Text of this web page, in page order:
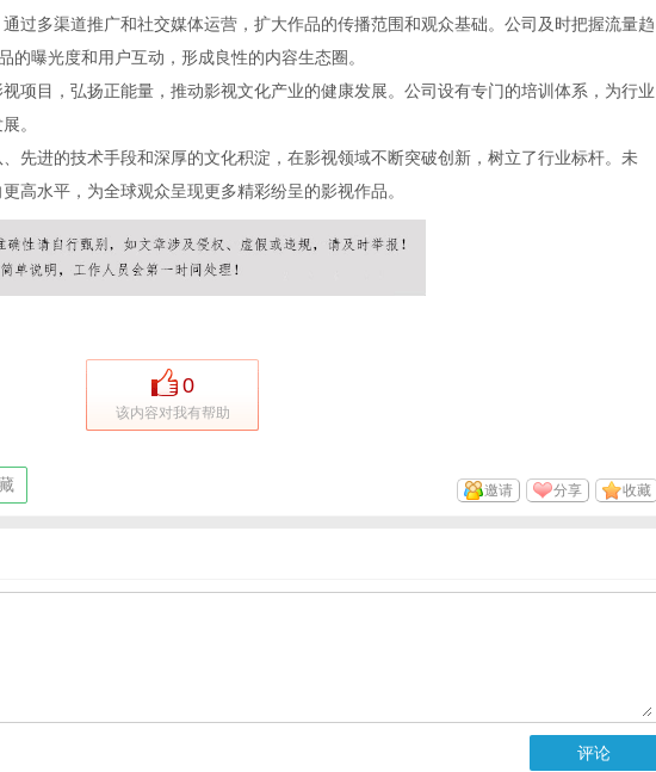
过多渠道推广和社交媒体运营，扩大作品的传播范围和观众基础。公司及时把握流量趋
曝光度和用户互动，形成良性的内容生态圈。
项目，弘扬正能量，推动影视文化产业的健康发展。公司设有专门的培训体系，为行业
。
先进的技术手段和深厚的文化积淀，在影视领域不断突破创新，树立了行业标杆。未
高水平，为全球观众呈现更多精彩纷呈的影视作品。
0
该内容对我有帮助
收藏
分享
邀请
评论